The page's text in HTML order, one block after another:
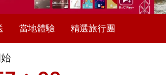
當地體驗 精選旅行團